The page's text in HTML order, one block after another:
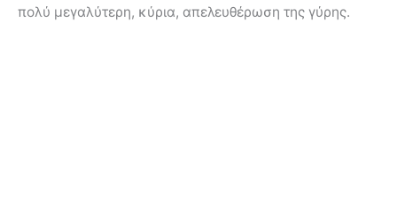
πολύ μεγαλύτερη, κύρια, απελευθέρωση της γύρης.